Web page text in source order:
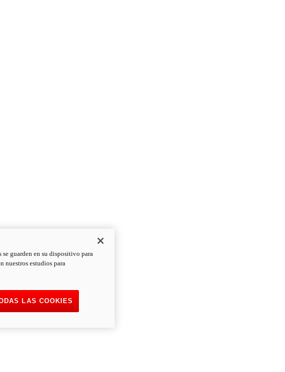
guarden en su dispositivo para
nuestros estudios para
LAS COOKIES